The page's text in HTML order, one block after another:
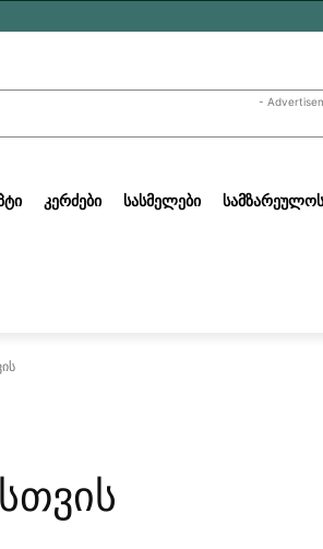
-
ᲙᲔᲠᲫᲔᲑᲘ ᲡᲐᲡᲛᲔᲚᲔᲑᲘ ᲡᲐᲛᲖᲐᲠᲔᲣᲚᲝᲡ